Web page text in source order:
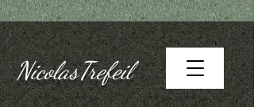
NicolasTrefeil